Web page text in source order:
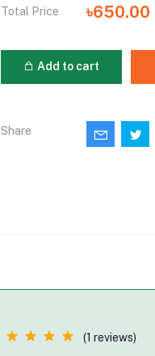
Total Price ৳650.00
Add to cart
Share
(1 reviews)